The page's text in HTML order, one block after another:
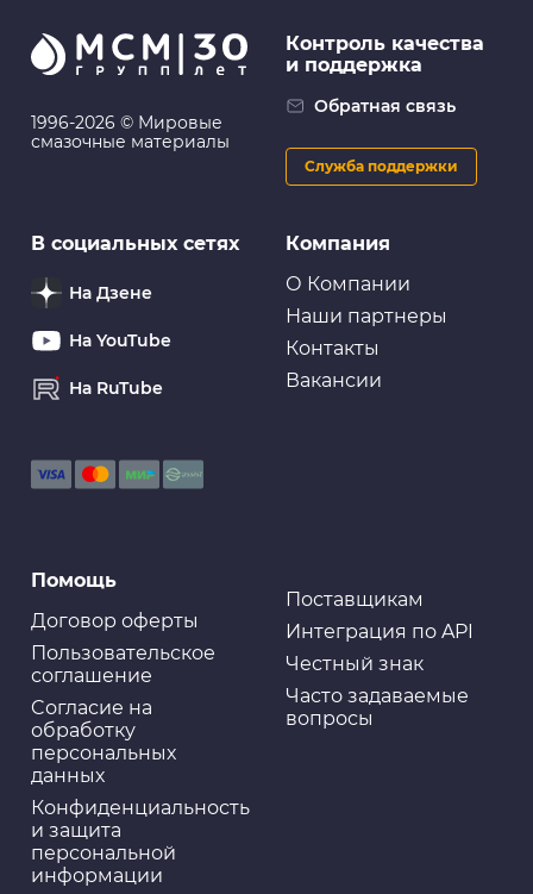
1996-2026 © Мировые
смазочные материалы
Компания
О Компании
Наши партнеры
Контакты
Вакансии
Помощь
Договор оферты
Пользовательское
соглашение
Cогласие на
обработку
персональных
данных
Конфиденциальность
и защита
персональной
информации
Поставщикам
Интеграция по API
Честный знак
Часто задаваемые
вопросы
Контроль качества
и поддержка
Обратная связь
Служба поддержки
В социальных сетях
На Дзене
На YouTube
На RuTube